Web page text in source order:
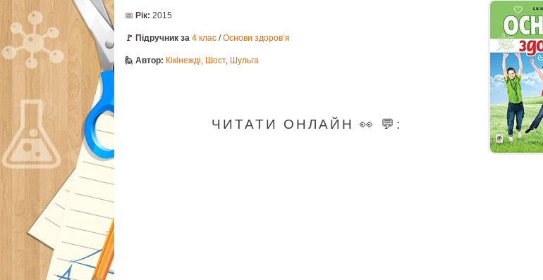
📅 Рік: 2015
🚩 Підручник за 4 клас /Основи здоров‘я
🙋 Автор: Кікінежді, Шост, Шульга
ЧИТАТИ ОНЛАЙН 👀 💬: